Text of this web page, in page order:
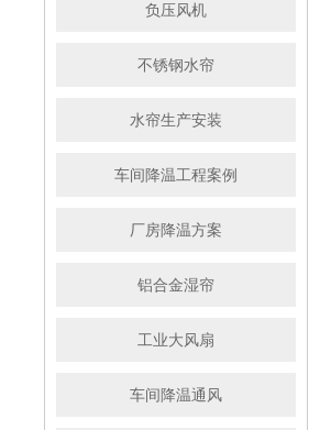
负压风机
不锈钢水帘
水帘生产安装
车间降温工程案例
厂房降温方案
铝合金湿帘
工业大风扇
车间降温通风